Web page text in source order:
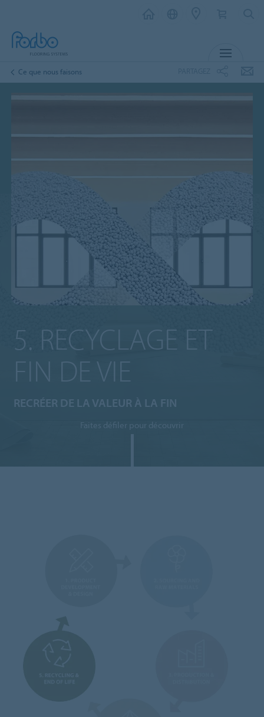
Ce que nous faisons
5. RECYCLAGE ET
FIN DE VIE
RECRÉER DE LA VALEUR À LA FIN
Faites défiler pour découvrir